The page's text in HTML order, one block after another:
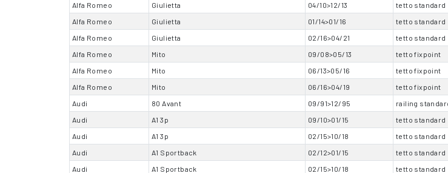
Alfa Romeo
Giulietta 04/10>12/13 tetto standard
Alfa Romeo
Giulietta 01/14>01/16 tetto standard
Alfa Romeo
Giulietta 02/16>04/21 tetto standard
Alfa Romeo
Mito 09/08>05/13 tetto fixpoint
Alfa Romeo
Mito 06/13>05/16 tetto fixpoint
Alfa Romeo
Mito 06/16>04/19 tetto fixpoint
Audi
80 Avant 09/91>12/95
railing
Audi
A1 3p 09/10>01/15
tetto standard
Audi
A1 3p 02/15>10/18
tetto standard
Audi
A1 Sportback 02/12>01/15
tetto standard
Audi
A1 Sportback 02/15>10/18
tetto standard